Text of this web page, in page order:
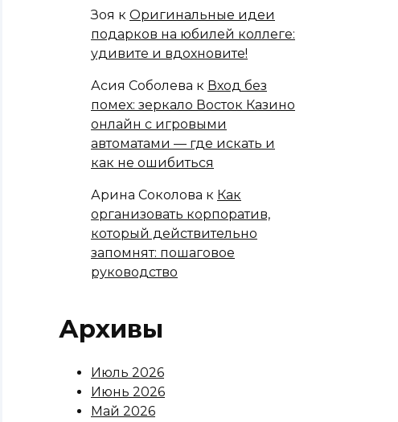
Зоя к Оригинальные идеи
подарков на юбилей коллеге:
удивите и вдохновите!
Асия Соболева к Вход без
помех: зеркало Восток Казино
онлайн с игровыми
автоматами — где искать и
как не ошибиться
Арина Соколова к Как
организовать корпоратив,
который действительно
запомнят: пошаговое
руководство
Архивы
Июль 2026
Июнь 2026
Май 2026